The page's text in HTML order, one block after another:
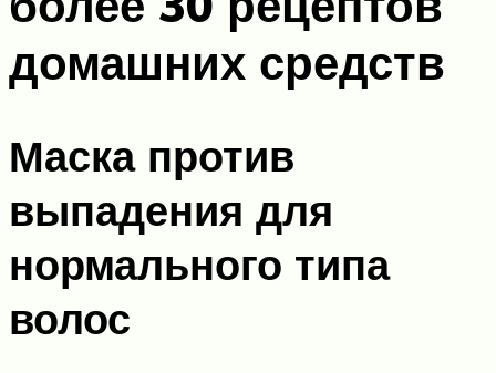
домашних средств
Маска против
выпадения для
нормального типа
волос